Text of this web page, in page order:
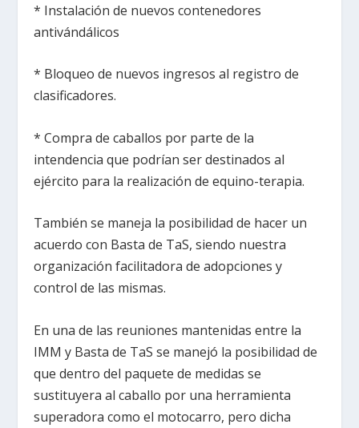
* Instalación de nuevos contenedores
antivándálicos
* Bloqueo de nuevos ingresos al registro de
clasificadores.
* Compra de caballos por parte de la
intendencia que podrían ser destinados al
ejército para la realización de equino-terapia.
También se maneja la posibilidad de hacer un
acuerdo con Basta de TaS, siendo nuestra
organización facilitadora de adopciones y
control de las mismas.
En una de las reuniones mantenidas entre la
IMM y Basta de TaS se manejó la posibilidad de
que dentro del paquete de medidas se
sustituyera al caballo por una herramienta
superadora como el motocarro, pero dicha